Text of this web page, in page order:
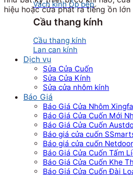
Vách kính Ốp bếp
Cầu thang kính
Cầu thang kính
Lan can kính
Dịch vụ
Sửa Cửa Cuốn
Sửa Cửa Kính
Sửa cửa nhôm kính
Báo Giá
Báo Giá Cửa Nhôm
Báo Giá Cửa Cuốn Mới
Báo Giá Cửa Cuốn
Báo giá cửa cuốn
Báo giá cửa cuốn
Báo Giá Cửa Cuốn Tấm
Báo Giá Cửa Cuốn Khe
Báo Giá Cửa Cuốn Đài
hiệu hoặc cửa phát ra tiếng ồn lớn